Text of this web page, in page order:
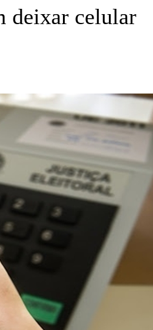
deixar celular